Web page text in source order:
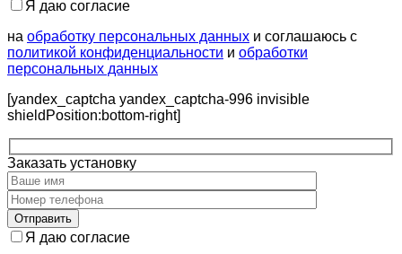
Я даю согласие
на обработку персональных данных и соглашаюсь с
политикой конфиденциальности и обработки
персональных данных
[yandex_captcha yandex_captcha-996 invisible
shieldPosition:bottom-right]
Заказать установку
Я даю согласие